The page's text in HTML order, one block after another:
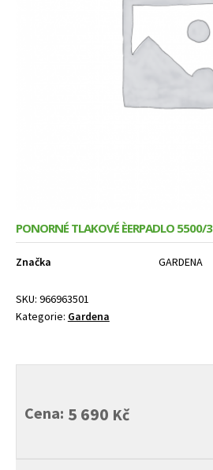
PONORNÉ TLAKOVÉ ÈERPADLO 5500/3
Značka GARDENA
SKU: 966963501
Kategorie: Gardena
Cena: 5 690 Kč